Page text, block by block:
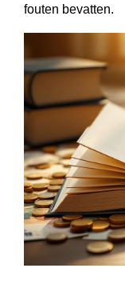
fouten bevatten.